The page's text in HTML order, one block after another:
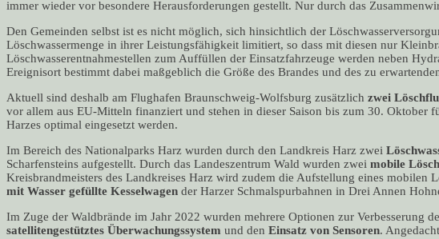
immer wieder vor besondere Herausforderungen gestellt. Nur durch das
Den Gemeinden selbst ist es nicht möglich, sich hinsichtlich der
Löschwassermenge in ihrer Leistungsfähigkeit limitiert, so dass mit diesen nur
Löschwasserentnahmestellen zum Auffüllen der Einsatzfahrzeuge werden neben
Ereignisort bestimmt dabei maßgeblich die Größe des Brandes und des zu
Aktuell sind deshalb am Flughafen Braunschweig-Wolfsburg zusätzlich zwei
vor allem aus EU-Mitteln finanziert und stehen in dieser Saison bis zum 30. Oktober
Harzes optimal eingesetzt werden.
Im Bereich des Nationalparks Harz wurden durch den Landkreis Harz zwei
Scharfensteins aufgestellt. Durch das Landeszentrum Wald wurden zwei mobile
Kreisbrandmeisters des Landkreises Harz wird zudem die Aufstellung eines mobilen
mit Wasser gefüllte Kesselwagen der Harzer Schmalspurbahnen in Drei Annen
Im Zuge der Waldbrände im Jahr 2022 wurden mehrere Optionen zur
satellitengestütztes Überwachungssystem und den Einsatz von Sensoren.